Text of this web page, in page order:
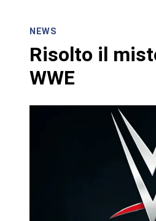
NEWS
Risolto il
WWE